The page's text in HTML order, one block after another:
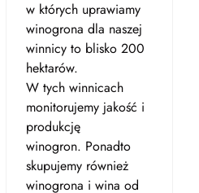
w których uprawiamy
winogrona dla naszej
winnicy to blisko 200
hektarów.
W tych winnicach
monitorujemy jakość i
produkcję
winogron. Ponadto
skupujemy również
winogrona i wina od